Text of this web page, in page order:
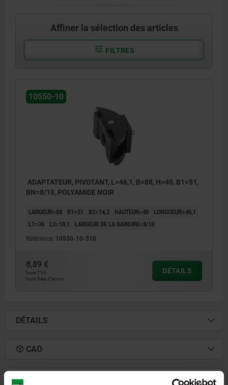
Affiner la sélection des articles
FILTRES
10550-10
ADAPTATEUR, PIVOTANT, L=46,1, B=88, H=40, B1=51,
BN=8/10, POLYAMIDE NOIR
LARGEUR=88 B1=51 B2=14,2 HAUTEUR=40
LONGUEUR=46,1
L1=36
L2=10,1 LARGEUR DE LA RAINURE=8/10
Référence: 10550-10-510
8,89 €
hors TVA
hors frais d’envoi
DÉTAILS
DÉTAILS
CAO
TÉLÉCHARGEMENTS